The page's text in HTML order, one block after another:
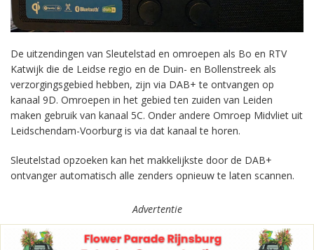
De uitzendingen van Sleutelstad en omroepen als Bo en RTV
Katwijk die de Leidse regio en de Duin- en Bollenstreek als
verzorgingsgebied hebben, zijn via DAB+ te ontvangen op
kanaal 9D. Omroepen in het gebied ten zuiden van Leiden
maken gebruik van kanaal 5C. Onder andere Omroep Midvliet uit
Leidschendam-Voorburg is via dat kanaal te horen.
Sleutelstad opzoeken kan het makkelijkste door de DAB+
ontvanger automatisch alle zenders opnieuw te laten scannen.
Advertentie